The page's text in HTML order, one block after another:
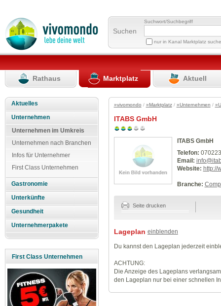
Suchen
Suchwort/Suchbegriff
nur in Kanal Marktplatz
Rathaus Marktplatz Aktuell
Aktuelles
Unternehmen
Unternehmen im Umkreis
Unternehmen nach Branchen
Infos für Unternehmer
First Class Unternehmen
Gastronomie
Unterkünfte
Gesundheit
Unternehmerpakete
First Class Unternehmen
»vivomondo / »Marktplatz/ »Unternehmen /
ITABS GmbH
ITABS GmbH
Telefon:
Email:
Website: http://
Branche:
Seite drucken
Lageplan einblenden
Du kannst den Lageplan jederzeit
ACHTUNG:
Die Anzeige des Lageplans
den Lageplan nur bei einer schnellen